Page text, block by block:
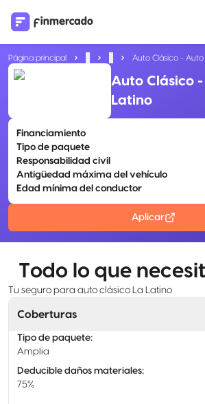
Página principal Auto Clásico -
Auto Clásico
Latino
Financiamiento
Tipo de paquete
Responsabilidad civil
Antigüedad máxima del vehículo
Edad mínima del conductor
Aplicar
Todo lo que
Tu seguro para auto clásico La Latino
Coberturas
Tipo de paquete:
Amplia
Deducible daños materiales:
75%